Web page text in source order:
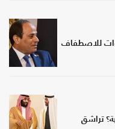
للاصطفاف
تراشق